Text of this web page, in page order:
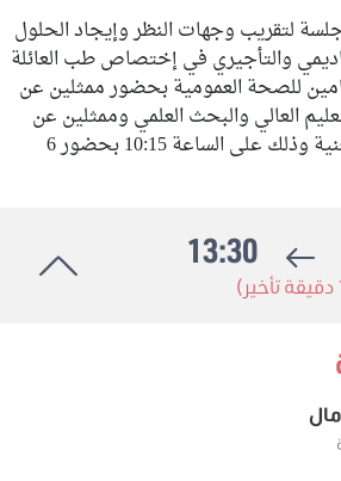
لتقريب وجهات النظر وإيجاد الحلول
والتأجيري في إختصاص طب العائلة
للصحة العمومية بحضور ممثلين عن
العالي والبحث العلمي وممثلين عن
الهياكل المهنية المعنية وذلك على الساعة 10:15 بحضور 6
13:30